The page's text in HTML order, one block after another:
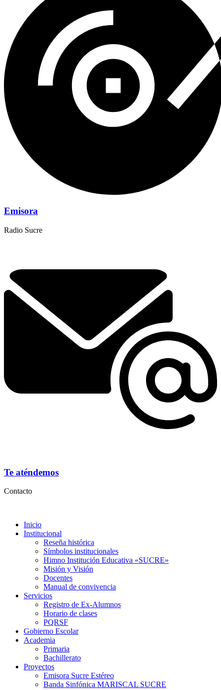
Emisora
Radio Sucre
Te aténdemos
Contacto
Inicio
Institucional
Reseña histórica
Símbolos institucionales
Himno Institución Educativa «SUCRE»
Misión y Visión
Docentes
Manual de convivencia
Servicios
Registro de Ex-Alumnos
Horario de clases
PQRSF
Gobierno Escolar
Academia
Primaria
Bachillerato
Proyectos
Emisora Sucre Estéreo
Banda Sinfónica MARISCAL SUCRE